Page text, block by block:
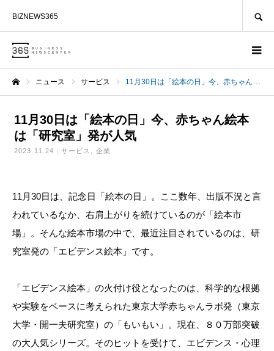
BIZNEWS365
ニュース サービス 11月30日は「絵本の日」今、赤ちゃん絵本は「研究室」発が人気
11月30日は「絵本の日」今、赤ちゃん絵本
は「研究室」発が人気
2023.11.24 サービス 企業
11月30日は、記念日「絵本の日」。ここ数年、出版不況と言
われているなか、右肩上がりを続けているのが「絵本市
場」。そんな絵本市場の中で、最近注目されているのは、研
究室発の「エビデンス絵本」です。
「エビデンス絵本」の火付け役となったのは、科学的な根拠
や実験をベースに考えられた東京大学赤ちゃんラボ発（東京
大学・開一夫研究室）の「もいもい」。現在、８０万部突破
の大人気シリーズ。そのヒットを受けて、エビデンス・心理